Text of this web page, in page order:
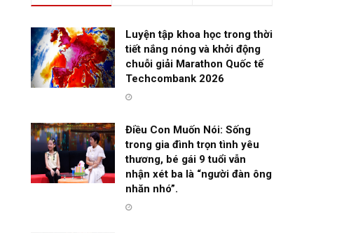
Luyện tập khoa học trong thời
tiết nắng nóng và khởi động
chuỗi giải Marathon Quốc tế
Techcombank 2026
Điều Con Muốn Nói: Sống
trong gia đình trọn tình yêu
thương, bé gái 9 tuổi vẫn
nhận xét ba là “người đàn ông
nhăn nhó”.